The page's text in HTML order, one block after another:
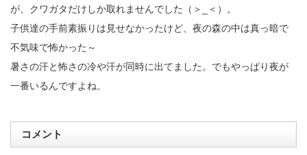
が、クワガタだけしか取れませんでした（＞_＜）。
子供達の手前素振りは見せなかったけど、夜の森の中は真っ暗で
不気味で怖かった～
暑さの汗と怖さの冷や汗が同時に出てました。でもやっぱり夜が
一番いるんですよね。
コメント